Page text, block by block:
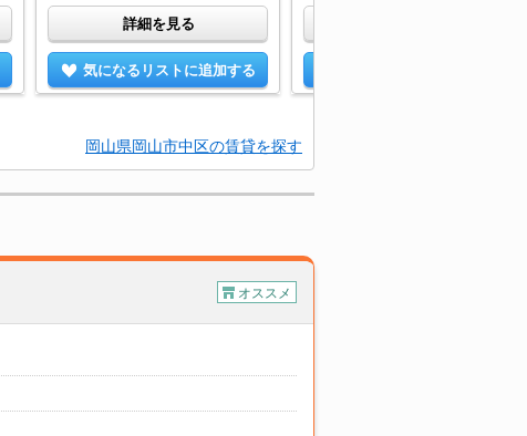
詳細を見る
気になるリストに追加する
岡山県岡山市中区の賃貸を探す
オススメ